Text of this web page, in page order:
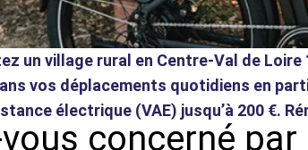
un village rural en Centre-Val de Loire
vos déplacements quotidiens en
électrique (VAE) jusqu’à 200 €.
concerné par